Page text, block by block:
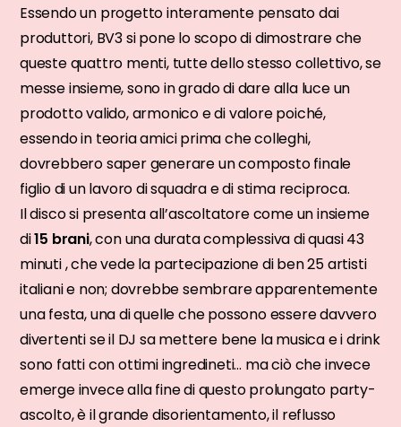
Essendo un progetto interamente pensato dai
produttori, BV3 si pone lo scopo di dimostrare che
queste quattro menti, tutte dello stesso collettivo, se
messe insieme, sono in grado di dare alla luce un
prodotto valido, armonico e di valore poiché,
essendo in teoria amici prima che colleghi,
dovrebbero saper generare un composto finale
figlio di un lavoro di squadra e di stima reciproca.
Il disco si presenta all’ascoltatore come un insieme
di15 brani, con una durata complessiva di quasi 43
minuti , che vede la partecipazione di ben 25 artisti
italiani e non; dovrebbe sembrare apparentemente
una festa, una di quelle che possono essere davvero
divertenti se il DJ sa mettere bene la musica e i drink
sono fatti con ottimi ingredineti… ma ciò che invece
emerge invece alla fine di questo prolungato party-
ascolto, è il grande disorientamento, il reflusso